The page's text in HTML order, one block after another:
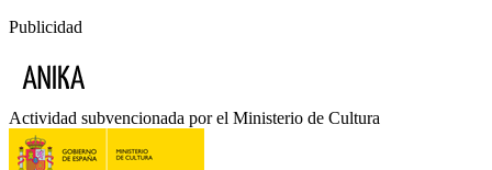
Publicidad
Actividad subvencionada por el Ministerio de Cultura